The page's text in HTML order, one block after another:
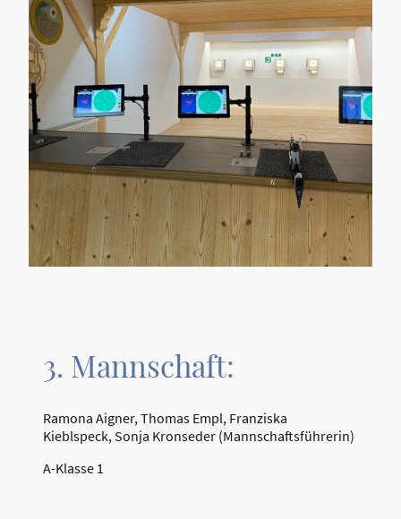
3. Mannschaft:
Ramona Aigner, Thomas Empl, Franziska
Kieblspeck, Sonja Kronseder (Mannschaftsführerin)
A-Klasse 1